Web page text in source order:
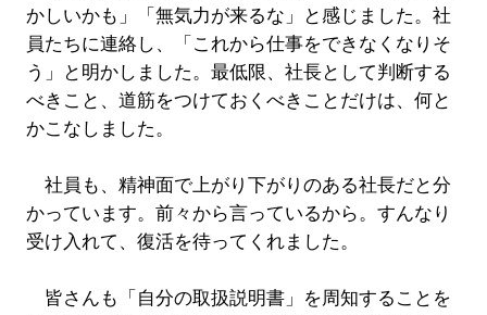
かしいかも」「無気力が来るな」と感じました。社
員たちに連絡し、「これから仕事をできなくなりそ
う」と明かしました。最低限、社長として判断する
べきこと、道筋をつけておくべきことだけは、何と
かこなしました。
社員も、精神面で上がり下がりのある社長だと分
かっています。前々から言っているから。すんなり
受け入れて、復活を待ってくれました。
皆さんも「自分の取扱説明書」を周知することを